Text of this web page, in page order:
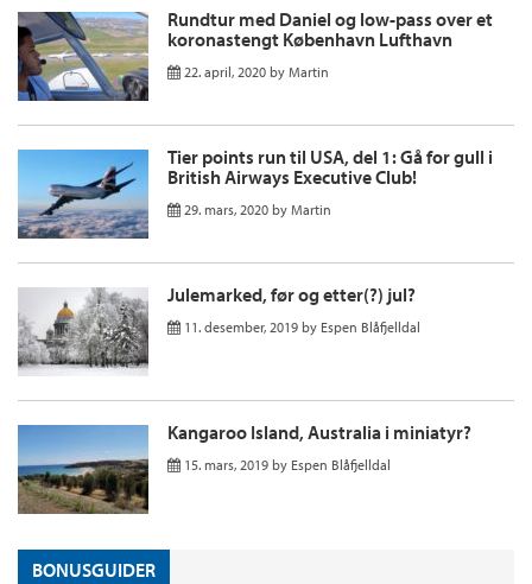
Rundtur med Daniel og low-pass over et
koronastengt København Lufthavn
22. april, 2020 by Martin
Tier points run til USA, del 1: Gå for gull i
British Airways Executive Club!
29. mars, 2020 by Martin
Julemarked, før og etter(?) jul?
11. desember, 2019 by Espen Blåfjelldal
Kangaroo Island, Australia i miniatyr?
15. mars, 2019 by Espen Blåfjelldal
BONUSGUIDER